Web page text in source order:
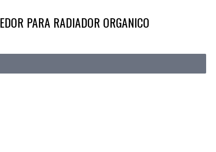
PARA RADIADOR ORGANICO